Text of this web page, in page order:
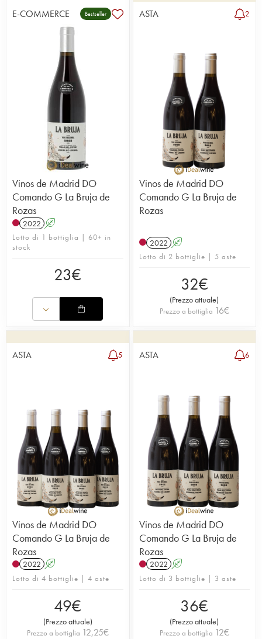
E-COMMERCE Bestseller
Vinos de Madrid DO
Comando G La Bruja de
Rozas
2022 A
Lotto di 1 bottiglia | 60+ in
stock
23€
ASTA 2
Vinos de Madrid DO
Comando G La Bruja de
Rozas
2022 A
Lotto di 2 bottiglie | 5 aste
32€
(Prezzo attuale)
Prezzo a bottiglia 16€
ASTA 5
Vinos de Madrid DO
Comando G La Bruja de
Rozas
2022 A
Lotto di 4 bottiglie | 4 aste
49€
(Prezzo attuale)
Prezzo a bottiglia 12,25€
ASTA 6
Vinos de Madrid DO
Comando G La Bruja de
Rozas
2022 A
Lotto di 3 bottiglie | 3 aste
36€
(Prezzo attuale)
Prezzo a bottiglia 12€